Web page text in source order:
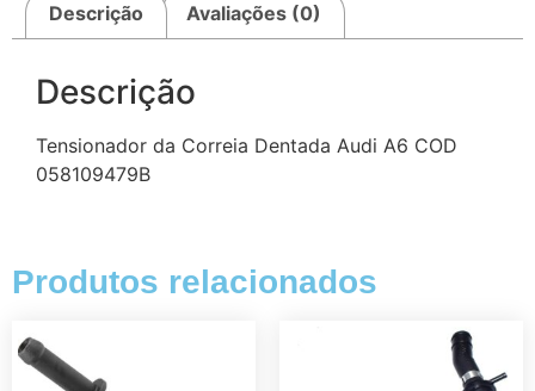
Descrição Avaliações (0)
Descrição
Tensionador da Correia Dentada Audi A6 COD
058109479B
Produtos relacionados